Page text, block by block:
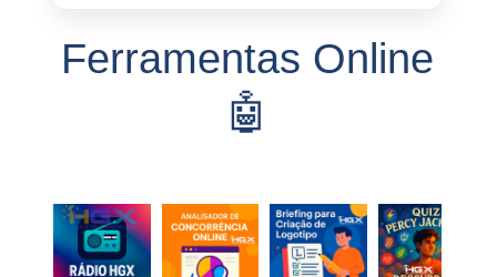
Ferramentas Online
🤖